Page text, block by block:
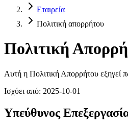
Εταιρεία
Πολιτική απορρήτου
Πολιτική
Αυτή η Πολιτική Απορρήτου
Ισχύει από: 2025-10-01
Υπεύθυνος